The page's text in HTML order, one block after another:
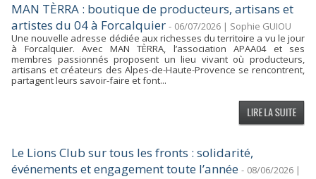
MAN TÈRRA : boutique de producteurs, artisans et
artistes du 04 à Forcalquier - 06/07/2026 | Sophie GUIOU
Une nouvelle adresse dédiée aux richesses du territoire a vu le jour
à Forcalquier. Avec MAN TÈRRA, l’association APAA04 et ses
membres passionnés proposent un lieu vivant où producteurs,
artisans et créateurs des Alpes-de-Haute-Provence se rencontrent,
partagent leurs savoir-faire et font...
Le Lions Club sur tous les fronts : solidarité,
événements et engagement toute l’année - 08/06/2026 |